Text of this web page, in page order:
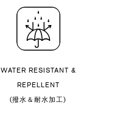
WATER RESISTANT &
REPELLENT
(撥水＆耐水加工)